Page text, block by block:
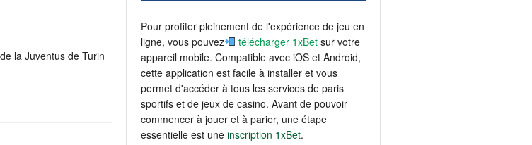
la Juventus de Turin
Pour profiter pleinement de l'expérience de jeu en
ligne, vous pouvez
télécharger 1xBet sur votre
appareil mobile. Compatible avec iOS et Android,
cette application est facile à installer et vous
permet d'accéder à tous les services de paris
sportifs et de jeux de casino. Avant de pouvoir
commencer à jouer et à parier, une étape
essentielle est une inscription 1xBet.